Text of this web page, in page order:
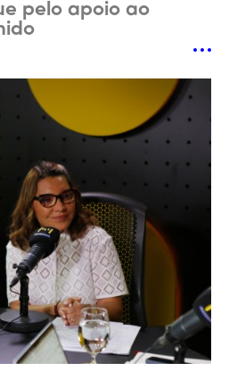
pelo apoio ao